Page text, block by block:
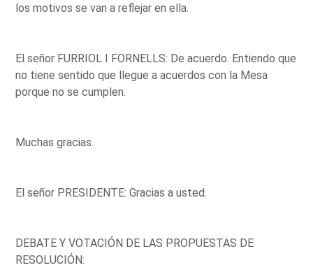
los motivos se van a reflejar en ella.
El señor FURRIOL I FORNELLS: De acuerdo. Entiendo que
no tiene sentido que llegue a acuerdos con la Mesa
porque no se cumplen.
Muchas gracias.
El señor PRESIDENTE: Gracias a usted.
DEBATE Y VOTACIÓN DE LAS PROPUESTAS DE
RESOLUCIÓN: